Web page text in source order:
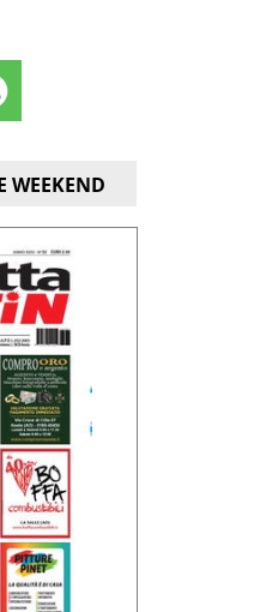
WEEKEND